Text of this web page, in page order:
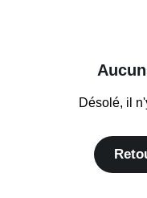
Désolé, il